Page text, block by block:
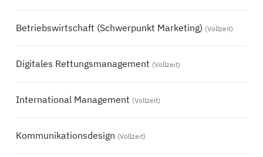
Betriebswirtschaft (Schwerpunkt Marketing) (Vollzeit)
Digitales Rettungsmanagement (Vollzeit)
International Management (Vollzeit)
Kommunikationsdesign (Vollzeit)